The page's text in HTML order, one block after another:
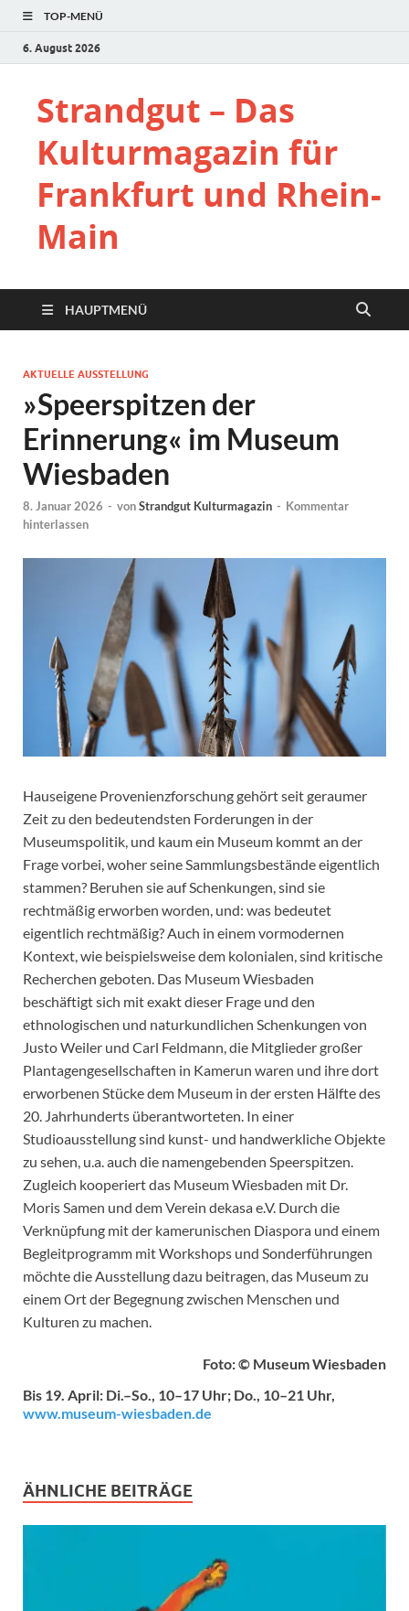
TOP-MENÜ
6. August 2026
Strandgut – Das
Kulturmagazin für
Frankfurt und Rhein-
Main
HAUPTMENÜ
AKTUELLE AUSSTELLUNG
»Speerspitzen der
Erinnerung« im Museum
Wiesbaden
8. Januar 2026 - vonStrandgut Kulturmagazin - Kommentar
hinterlassen
Hauseigene Provenienzforschung gehört seit geraumer
Zeit zu den bedeutendsten Forderungen in der
Museumspolitik, und kaum ein Museum kommt an der
Frage vorbei, woher seine Sammlungsbestände eigentlich
stammen? Beruhen sie auf Schenkungen, sind sie
rechtmäßig erworben worden, und: was bedeutet
eigentlich rechtmäßig? Auch in einem vormodernen
Kontext, wie beispielsweise dem kolonialen, sind kritische
Recherchen geboten. Das Museum Wiesbaden
beschäftigt sich mit exakt dieser Frage und den
ethnologischen und naturkundlichen Schenkungen von
Justo Weiler und Carl Feldmann, die Mitglieder großer
Plantagengesellschaften in Kamerun waren und ihre dort
erworbenen Stücke dem Museum in der ersten Hälfte des
20. Jahrhunderts überantworteten. In einer
Studioausstellung sind kunst- und handwerkliche Objekte
zu sehen, u.a. auch die namengebenden Speerspitzen.
Zugleich kooperiert das Museum Wiesbaden mit Dr.
Moris Samen und dem Verein dekasa e.V. Durch die
Verknüpfung mit der kamerunischen Diaspora und einem
Begleitprogramm mit Workshops und Sonderführungen
möchte die Ausstellung dazu beitragen, das Museum zu
einem Ort der Begegnung zwischen Menschen und
Kulturen zu machen.
Foto: © Museum Wiesbaden
Bis 19. April: Di.–So., 10–17 Uhr; Do., 10–21 Uhr,
www.museum-wiesbaden.de
ÄHNLICHE BEITRÄGE